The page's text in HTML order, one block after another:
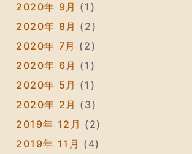
2020年 9月 (1)
2020年 8月 (2)
2020年 7月 (2)
2020年 6月 (1)
2020年 5月 (1)
2020年 2月 (3)
2019年 12月 (2)
2019年 11月 (4)